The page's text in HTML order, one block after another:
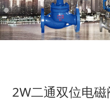
2W二通双位电磁